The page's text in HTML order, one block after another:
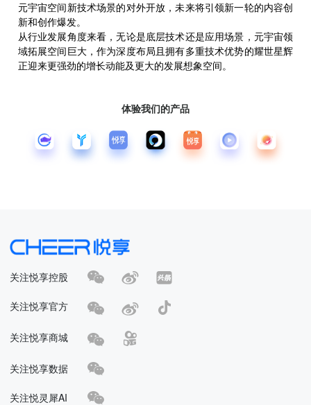
元宇宙空间新技术场景的对外开放，未来将引领新一轮的内容创
新和创作爆发。
从行业发展角度来看，无论是底层技术还是应用场景，元宇宙领
域拓展空间巨大，作为深度布局且拥有多重技术优势的耀世星辉
正迎来更强劲的增长动能及更大的发展想象空间。
体验我们的产品
关注悦享控股
关注悦享官方
关注悦享商城
关注悦享数据
关注悦灵犀AI